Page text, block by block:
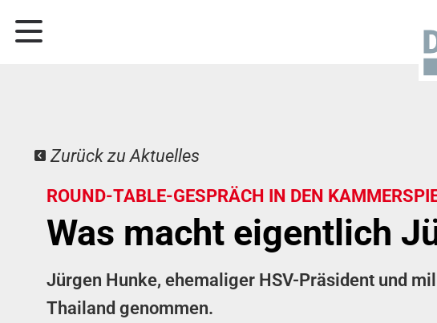
Zurück zu Aktuelles
ROUND-TABLE-GESPRÄCH IN DEN
Was macht eigentlich
Jürgen Hunke, ehemaliger HSV-Präsident und
Thailand genommen.